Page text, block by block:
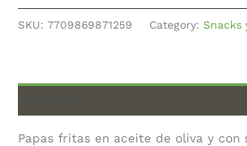
SKU: 7709869871259 Category: Snacks
Papas fritas en aceite de oliva y con